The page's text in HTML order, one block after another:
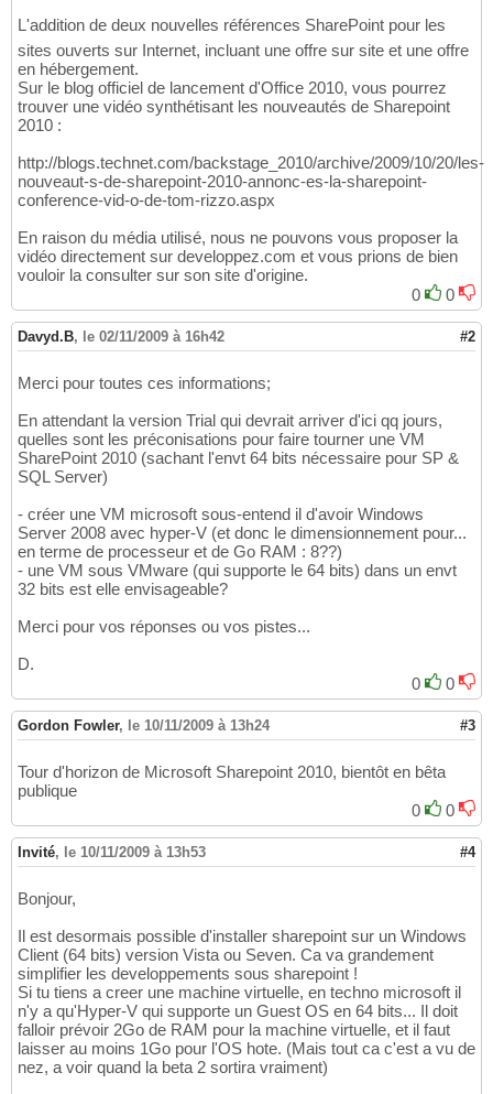
L'addition de deux nouvelles références SharePoint pour les
sites ouverts sur Internet, incluant une offre sur site et une offre
en hébergement.
Sur le blog officiel de lancement d'Office 2010, vous pourrez
trouver une vidéo synthétisant les nouveautés de Sharepoint
2010 :
http://blogs.technet.com/backstage_2010/archive/2009/10/20/les-
nouveaut-s-de-sharepoint-2010-annonc-es-la-sharepoint-
conference-vid-o-de-tom-rizzo.aspx
En raison du média utilisé, nous ne pouvons vous proposer la
vidéo directement sur developpez.com et vous prions de bien
vouloir la consulter sur son site d'origine.
0
0
Davyd.B, le 02/11/2009 à 16h42 #2
Merci pour toutes ces informations;
En attendant la version Trial qui devrait arriver d'ici qq jours,
quelles sont les préconisations pour faire tourner une VM
SharePoint 2010 (sachant l'envt 64 bits nécessaire pour SP &
SQL Server)
- créer une VM microsoft sous-entend il d'avoir Windows
Server 2008 avec hyper-V (et donc le dimensionnement pour...
en terme de processeur et de Go RAM : 8??)
- une VM sous VMware (qui supporte le 64 bits) dans un envt
32 bits est elle envisageable?
Merci pour vos réponses ou vos pistes...
D.
0
0
Gordon Fowler, le 10/11/2009 à 13h24 #3
Tour d'horizon de Microsoft Sharepoint 2010, bientôt en bêta
publique
0
0
Invité, le 10/11/2009 à 13h53 #4
Bonjour,
Il est desormais possible d'installer sharepoint sur un Windows
Client (64 bits) version Vista ou Seven. Ca va grandement
simplifier les developpements sous sharepoint !
Si tu tiens a creer une machine virtuelle, en techno microsoft il
n'y a qu'Hyper-V qui supporte un Guest OS en 64 bits... Il doit
falloir prévoir 2Go de RAM pour la machine virtuelle, et il faut
laisser au moins 1Go pour l'OS hote. (Mais tout ca c'est a vu de
nez, a voir quand la beta 2 sortira vraiment)